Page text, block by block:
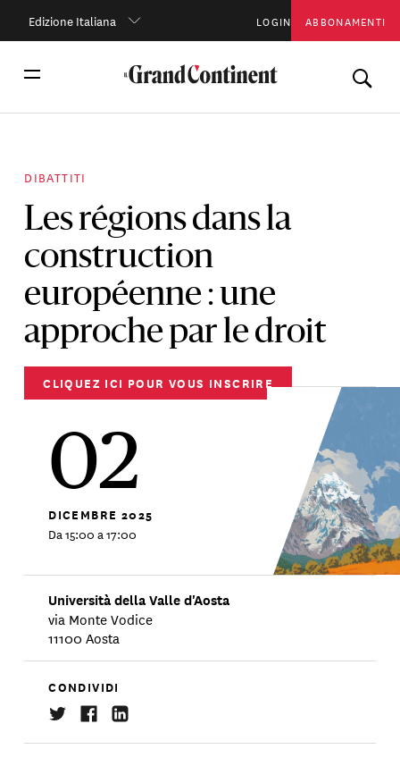
Edizione Italiana LOGIN ABBONAMENTI
DIBATTITI
Les régions dans la
construction
européenne : une
approche par le droit
CLIQUEZ ICI POUR VOUS INSCRIRE
02
DICEMBRE 2025
Da 15:00 a 17:00
Università della Valle d'Aosta
via Monte Vodice
11100 Aosta
CONDIVIDI